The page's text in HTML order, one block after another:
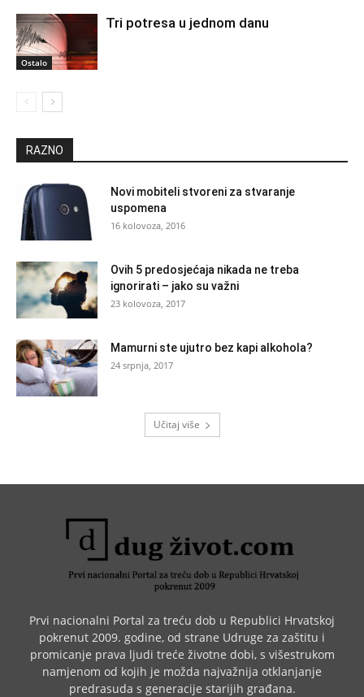
Ostalo
Tri potresa u jednom danu
RAZNO
Novi mobiteli stvoreni za stvaranje
uspomena
16 kolovoza, 2016
Ovih 5 predosjećaja nikada ne treba
ignorirati – jako su važni
23 kolovoza, 2017
Mamurni ste ujutro bez kapi alkohola?
24 srpnja, 2017
Učitaj više
Prvi nacionalni Portal za treću dob u Republici Hrvatskoj
pokrenut 2009. godine, od strane Udruge za zaštitu i
promicanje prava ljudi treće životne dobi, s višestrukom
namjenom od kojih je možda najvažnija otklanjanje
predrasuda s generacije starijih građana.